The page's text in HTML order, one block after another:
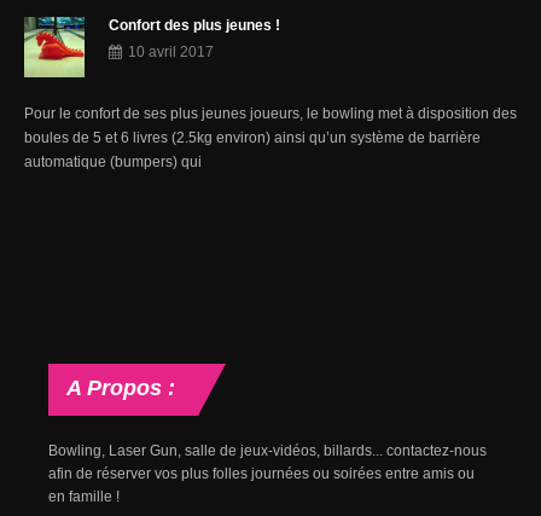
Confort des plus jeunes !
10 avril 2017
Pour le confort de ses plus jeunes joueurs, le bowling met à disposition des
boules de 5 et 6 livres (2.5kg environ) ainsi qu’un système de barrière
automatique (bumpers) qui
A Propos :
Bowling, Laser Gun, salle de jeux-vidéos, billards... contactez-nous
afin de réserver vos plus folles journées ou soirées entre amis ou
en famille !